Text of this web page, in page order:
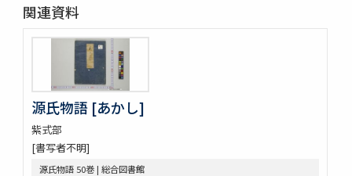
竒品家雅見 3巻附録1巻
好色一代女 6巻
新うす雪物語 5巻
新撰卅六貝倭謌
好色春画本目録
春画好色本目録
禮書 150巻 (存9巻)
塵劫記 3巻 (存1巻)
東海道綱目分間之圖 5巻
屋外乃萩 ; 稲種考
関連資料
源氏物語 [あかし]
紫式部
[書写者不明]
源氏物語 50巻 | 総合図書館